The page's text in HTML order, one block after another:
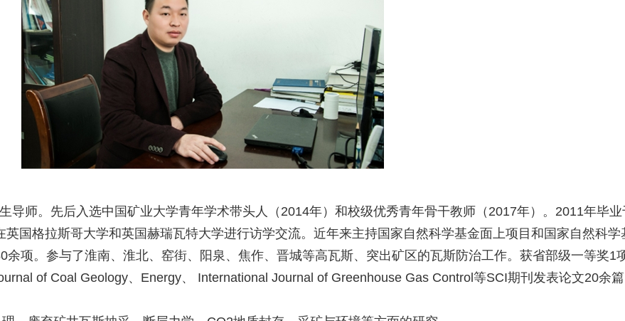
师。先后入选中国矿业大学青年学术带头人（2014年）和校级优秀青年骨干教师（2017年）。2011年毕业
国格拉斯哥大学和英国赫瑞瓦特大学进行访学交流。近年来主持国家自然科学基金面上项目和国家自然科学
项。参与了淮南、淮北、窑街、阳泉、焦作、晋城等高瓦斯、突出矿区的瓦斯防治工作。获省部级一等奖1
of Coal Geology、Energy、 International Journal of Greenhouse Gas Control等SCI期刊发表论文20余